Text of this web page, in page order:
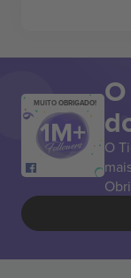
MUITO OBRIGADO!
O